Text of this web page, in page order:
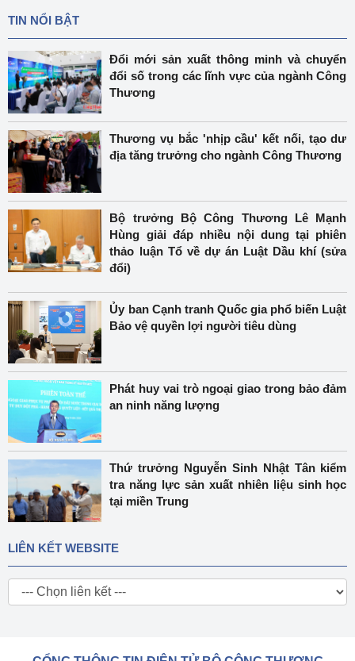
TIN NỔI BẬT
Đổi mới sản xuất thông minh và chuyển
đổi số trong các lĩnh vực của ngành Công
Thương
Thương vụ bắc 'nhịp cầu' kết nối, tạo dư
địa tăng trưởng cho ngành Công Thương
Bộ trưởng Bộ Công Thương Lê Mạnh
Hùng giải đáp nhiều nội dung tại phiên
thảo luận Tổ về dự án Luật Dầu khí (sửa
đổi)
Ủy ban Cạnh tranh Quốc gia phổ biến Luật
Bảo vệ quyền lợi người tiêu dùng
Phát huy vai trò ngoại giao trong bảo đảm
an ninh năng lượng
Thứ trưởng Nguyễn Sinh Nhật Tân kiểm
tra năng lực sản xuất nhiên liệu sinh học
tại miền Trung
LIÊN KẾT WEBSITE